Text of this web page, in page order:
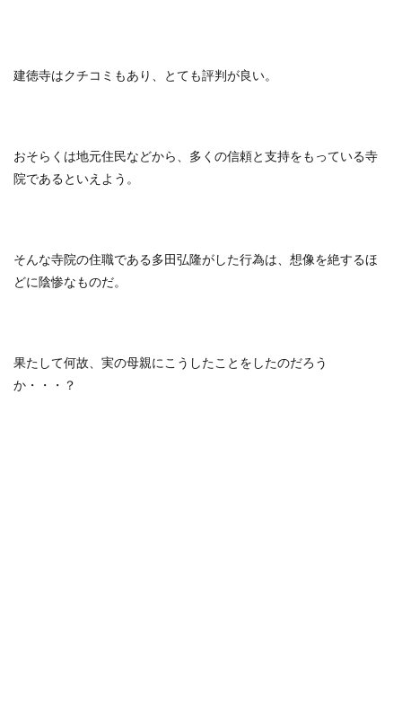
建徳寺はクチコミもあり、とても評判が良い。
おそらくは地元住民などから、多くの信頼と支持をもっている寺
院であるといえよう。
そんな寺院の住職である多田弘隆がした行為は、想像を絶するほ
どに陰惨なものだ。
果たして何故、実の母親にこうしたことをしたのだろう
か・・・？